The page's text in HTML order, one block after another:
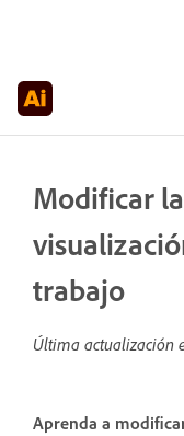
Modificar
trabajo
Última actualización
Aprenda a